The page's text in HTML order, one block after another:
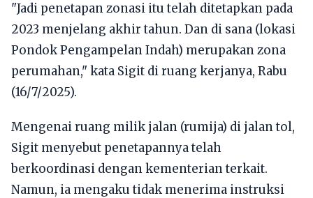
"Jadi penetapan zonasi itu telah ditetapkan pada
2023 menjelang akhir tahun. Dan di sana (lokasi
Pondok Pengampelan Indah) merupakan zona
perumahan," kata Sigit di ruang kerjanya, Rabu
(16/7/2025).
Mengenai ruang milik jalan (rumija) di jalan tol,
Sigit menyebut penetapannya telah
berkoordinasi dengan kementerian terkait.
Namun, ia mengaku tidak menerima instruksi